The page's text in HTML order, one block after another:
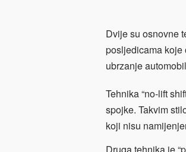
Dvije su osnovne
posljedicama koje
ubrzanje
Tehnika “no-lift
spojke. Takvim
koji nisu